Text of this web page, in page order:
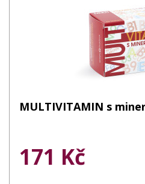
MULTIVITAMIN s
171 Kč